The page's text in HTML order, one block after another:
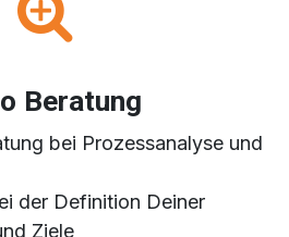
Beratung
bei Prozessanalyse und
der Definition Deiner
Ziele